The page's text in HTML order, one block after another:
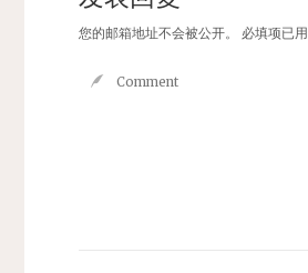
您的邮箱地址不会被公开。 必填项已用